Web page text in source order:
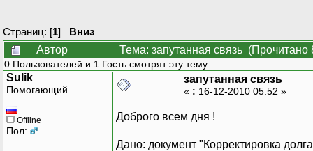
Страниц: [1] Вниз
Автор
Тема: запутанная связь (Прочитано
0 Пользователей и 1 Гость смотрят эту тему.
Sulik
Помогающий
Offline
Пол:
запутанная связь
« : 16-12-2010 05:52 »
Доброго всем дня !
Дано: документ "Корректировка